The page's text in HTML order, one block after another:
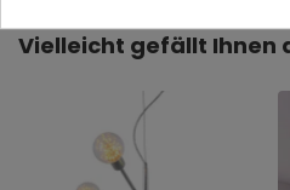
Vielleicht gefällt Ihnen